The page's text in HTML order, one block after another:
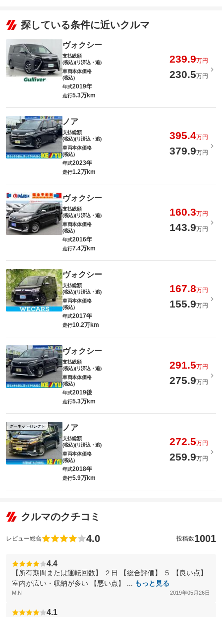
探している条件に近いクルマ
ヴォクシー
支払総額
(税込)(リ済込・追)
239.9万円
車両本体価格
(税込)
230.5万円
年式2019年
走行5.3万km
ノア
支払総額
(税込)(リ済込・追)
395.4万円
車両本体価格
(税込)
379.9万円
年式2023年
走行1.2万km
ヴォクシー
支払総額
(税込)(リ済込・追)
160.3万円
車両本体価格
(税込)
143.9万円
年式2016年
走行7.4万km
ヴォクシー
支払総額
(税込)(リ済込・追)
167.8万円
車両本体価格
(税込)
155.9万円
年式2017年
走行10.2万km
ヴォクシー
支払総額
(税込)(リ済込・追)
291.5万円
車両本体価格
(税込)
275.9万円
年式2019後
走行5.3万km
グーネットセレクト ノア
支払総額
(税込)(リ済込・追)
272.5万円
車両本体価格
(税込)
259.9万円
年式2018年
走行5.9万km
クルマのクチコミ
レビュー総合 4.0 投稿数1001
4.4
【所有期間または運転回数】 ２日 【総合評価】 ５ 【良い点】
室内が広い・収納が多い 【悪い点】 ...
もっと見る
M.N 2019年05月26日
4.1